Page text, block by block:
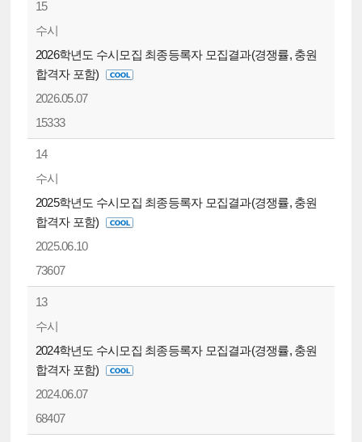
15
수시
2026학년도 수시모집 최종등록자 모집결과(경쟁률, 충원
합격자 포함)
2026.05.07
15333
14
수시
2025학년도 수시모집 최종등록자 모집결과(경쟁률, 충원
합격자 포함)
2025.06.10
73607
13
수시
2024학년도 수시모집 최종등록자 모집결과(경쟁률, 충원
합격자 포함)
2024.06.07
68407